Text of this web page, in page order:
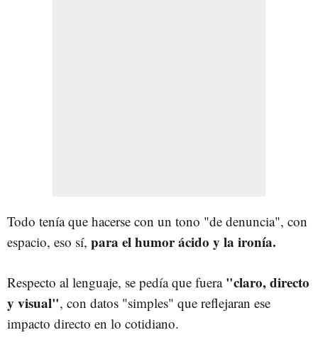
Todo tenía que hacerse con un tono "de denuncia", con
espacio, eso sí, para el humor ácido y la ironía.
Respecto al lenguaje, se pedía que fuera "claro, directo
y visual", con datos "simples" que reflejaran ese
impacto directo en lo cotidiano.